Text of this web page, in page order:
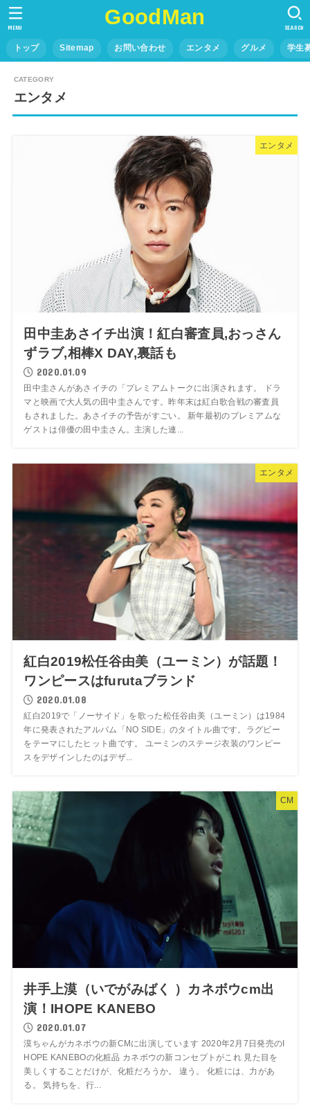
GoodMan
トップ Sitemap お問い合わせ エンタメ グルメ 学生
SEARCH
MENU
エンタメ
エンタメ
田中圭あさイチ出演！紅白審査員,おっさん
ずラブ,相棒X DAY,裏話も
2020.01.09
田中圭さんがあさイチの「プレミアムトークに出演されます。 ドラ
マと映画で大人気の田中圭さんです。昨年末は紅白歌合戦の審査員
もされました。あさイチの予告がすごい。 新年最初のプレミアムな
ゲストは俳優の田中圭さん。主演した連...
エンタメ
紅白2019松任谷由美（ユーミン）が話題！
ワンピースはfurutaブランド
2020.01.08
紅白2019で「ノーサイド」を歌った松任谷由美（ユーミン）は1984
年に発表されたアルバム「NO SIDE」のタイトル曲です。ラグビー
をテーマにしたヒット曲です。 ユーミンのステージ衣装のワンピー
スをデザインしたのはデザ...
CM
井手上漠（いでがみばく ）カネボウcm出
演！IHOPE KANEBO
2020.01.07
漠ちゃんがカネボウの新CMに出演しています 2020年2月7日発売のI
HOPE KANEBOの化粧品 カネボウの新コンセプトがこれ 見た目を
美しくすることだけが、化粧だろうか。 違う。 化粧には、力があ
る。 気持ちを、行...